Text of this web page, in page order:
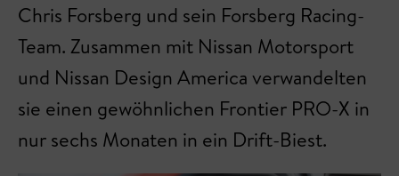
Chris Forsberg und sein Forsberg Racing-
Team. Zusammen mit Nissan Motorsport
und Nissan Design America verwandelten
sie einen gewöhnlichen Frontier PRO-X in
nur sechs Monaten in ein Drift-Biest.